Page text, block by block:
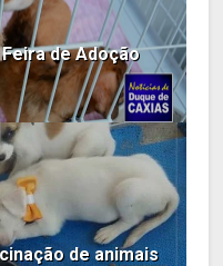
de Adoção
de animais